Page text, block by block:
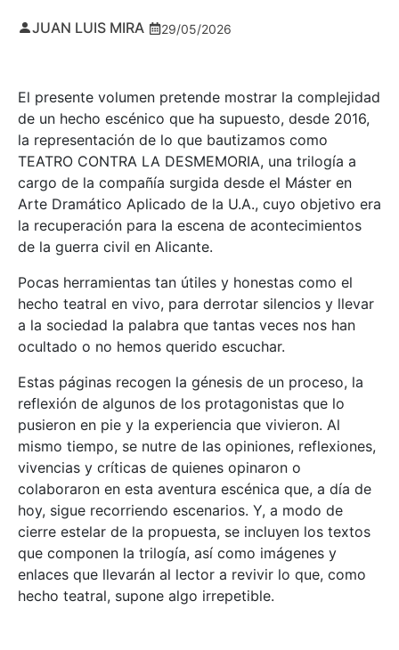
JUAN LUIS MIRA 29/05/2026
El presente volumen pretende mostrar la complejidad
de un hecho escénico que ha supuesto, desde 2016,
la representación de lo que bautizamos como
TEATRO CONTRA LA DESMEMORIA, una trilogía a
cargo de la compañía surgida desde el Máster en
Arte Dramático Aplicado de la U.A., cuyo objetivo era
la recuperación para la escena de acontecimientos
de la guerra civil en Alicante.
Pocas herramientas tan útiles y honestas como el
hecho teatral en vivo, para derrotar silencios y llevar
a la sociedad la palabra que tantas veces nos han
ocultado o no hemos querido escuchar.
Estas páginas recogen la génesis de un proceso, la
reflexión de algunos de los protagonistas que lo
pusieron en pie y la experiencia que vivieron. Al
mismo tiempo, se nutre de las opiniones, reflexiones,
vivencias y críticas de quienes opinaron o
colaboraron en esta aventura escénica que, a día de
hoy, sigue recorriendo escenarios. Y, a modo de
cierre estelar de la propuesta, se incluyen los textos
que componen la trilogía, así como imágenes y
enlaces que llevarán al lector a revivir lo que, como
hecho teatral, supone algo irrepetible.